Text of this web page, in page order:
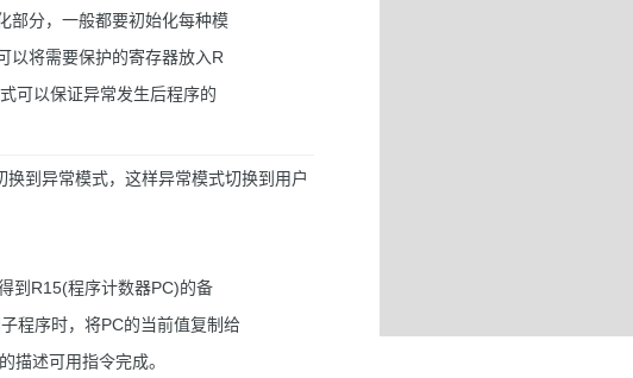
部分，一般都要初始化每种模
以将需要保护的寄存器放入R
可以保证异常发生后程序的
到异常模式，这样异常模式切换到用户
到R15(程序计数器PC)的备
程序时，将PC的当前值复制给
描述可用指令完成。